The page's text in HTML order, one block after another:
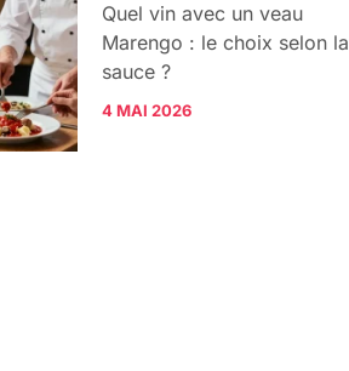
Quel vin avec un veau
Marengo : le choix selon la
sauce ?
4 MAI 2026